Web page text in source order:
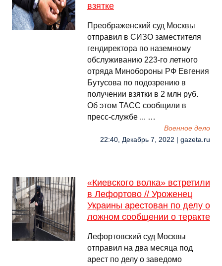
взятке
Преображенский суд Москвы
отправил в СИЗО заместителя
гендиректора по наземному
обслуживанию 223-го летного
отряда Минобороны РФ Евгения
Бутусова по подозрению в
получении взятки в 2 млн руб.
Об этом ТАСС сообщили в
пресс-службе ... …
Военное дело
22:40, Декабрь 7, 2022 | gazeta.ru
«Киевского волка» встретили
в Лефортово // Уроженец
Украины арестован по делу о
ложном сообщении о теракте
Лефортовский суд Москвы
отправил на два месяца под
арест по делу о заведомо